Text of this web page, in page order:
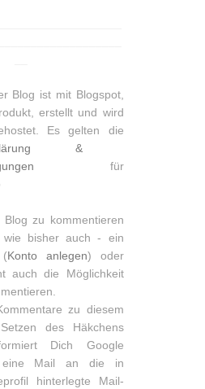
Blog ist mit Blogspot,
erstellt und wird
Es gelten die
&
für
zu kommentieren
bisher auch - ein
(Konto anlegen) oder
auch die Möglichkeit
zu diesem
des Häkchens
Dich Google
eine Mail an die in
hinterlegte Mail-